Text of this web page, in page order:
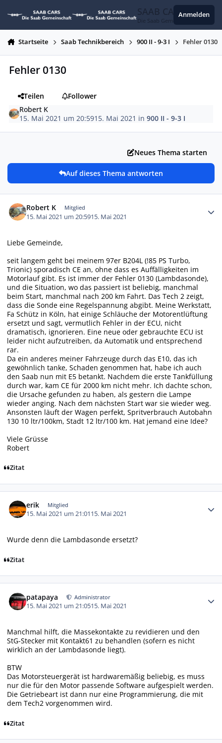
SAAB CARS
Die Saab Gemeinschaft
Anmelden
Startseite Saab Technikbereich 900 II - 9-3 I Fehler 0130
Fehler 0130
Teilen
Follower
Robert K
15. Mai 2021 um 20:5915. Mai 2021 in900 II - 9-3 I
Neues Thema starten
Auf dieses Thema antworten
Robert K Mitglied
15. Mai 2021 um 20:5915. Mai 2021
Liebe Gemeinde,
seit langem geht bei meinem 97er B204L (!85 PS Turbo,
Trionic) sporadisch CE an, ohne dass es Auffälligkeiten im
Motorlauf gibt. Es ist immer der Fehler 0130 (Lambdasonde),
und die Situation, wo das passiert ist beliebig, manchmal
beim Start, manchmal nach 200 km Fahrt. Das Tech 2 zeigt,
dass die Sonde eine Regelspannung abgibt. Meine Werkstatt,
Fa Schütz in Köln, hat einige Schläuche der Motorentlüftung
ersetzt und sagt, vermutlich Fehler in der ECU, nicht
dramatisch, ignorieren. Eine neue oder gebrauchte ECU ist
leider nicht aufzutreiben, da Automatik und entsprechend
rar.
Da ein anderes meiner Fahrzeuge durch das E10, das ich
gewöhnlich tanke, Schaden genommen hat, habe ich auch
den Saab nun mit E5 betankt. Nachdem die erste Tankfüllung
durch war, kam CE für 2000 km nicht mehr. Ich dachte schon,
die Ursache gefunden zu haben, als gestern die Lampe
wieder anging. Nach dem nächsten Start war sie wieder weg.
Ansonsten läuft der Wagen perfekt, Spritverbrauch Autobahn
130 10 ltr/100km, Stadt 12 ltr/100 km. Hat jemand eine Idee?
Viele Grüsse
Robert
Zitat
erik Mitglied
15. Mai 2021 um 21:0115. Mai 2021
Wurde denn die Lambdasonde ersetzt?
Zitat
patapaya Administrator
15. Mai 2021 um 21:0515. Mai 2021
Manchmal hilft, die Massekontakte zu revidieren und den
StG-Stecker mit Kontakt61 zu behandlen (sofern es nicht
wirklich an der Lambdasonde liegt).
BTW
Das Motorsteuergerät ist hardwaremäßig beliebig, es muss
nur die für den Motor passende Software aufgespielt werden.
Die Getriebeart ist dann nur eine Programmierung, die mit
dem Tech2 vorgenommen wird.
Zitat